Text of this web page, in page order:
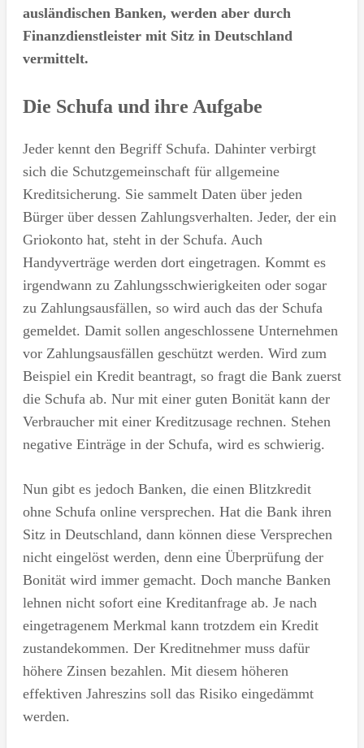
ausländischen Banken, werden aber durch
Finanzdienstleister mit Sitz in Deutschland
vermittelt.
Die Schufa und ihre Aufgabe
Jeder kennt den Begriff Schufa. Dahinter verbirgt
sich die Schutzgemeinschaft für allgemeine
Kreditsicherung. Sie sammelt Daten über jeden
Bürger über dessen Zahlungsverhalten. Jeder, der ein
Griokonto hat, steht in der Schufa. Auch
Handyverträge werden dort eingetragen. Kommt es
irgendwann zu Zahlungsschwierigkeiten oder sogar
zu Zahlungsausfällen, so wird auch das der Schufa
gemeldet. Damit sollen angeschlossene Unternehmen
vor Zahlungsausfällen geschützt werden. Wird zum
Beispiel ein Kredit beantragt, so fragt die Bank zuerst
die Schufa ab. Nur mit einer guten Bonität kann der
Verbraucher mit einer Kreditzusage rechnen. Stehen
negative Einträge in der Schufa, wird es schwierig.
Nun gibt es jedoch Banken, die einen Blitzkredit
ohne Schufa online versprechen. Hat die Bank ihren
Sitz in Deutschland, dann können diese Versprechen
nicht eingelöst werden, denn eine Überprüfung der
Bonität wird immer gemacht. Doch manche Banken
lehnen nicht sofort eine Kreditanfrage ab. Je nach
eingetragenem Merkmal kann trotzdem ein Kredit
zustandekommen. Der Kreditnehmer muss dafür
höhere Zinsen bezahlen. Mit diesem höheren
effektiven Jahreszins soll das Risiko eingedämmt
werden.